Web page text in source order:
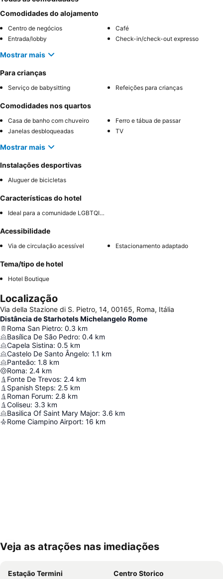
Comodidades do alojamento
Centro de negócios
Café
Entrada/lobby
Check-in/check-out expresso
Mostrar mais
Para crianças
Serviço de babysitting Refeições para crianças
Comodidades nos quartos
Casa de banho com chuveiro
Ferro e tábua de passar
Janelas desbloqueadas
TV
Mostrar mais
Instalações desportivas
Aluguer de bicicletas
Características do hotel
Ideal para a comunidade LGBTQIA+
Acessibilidade
Via de circulação acessível Estacionamento adaptado
Tema/tipo de hotel
Hotel Boutique
Localização
Via della Stazione di S. Pietro, 14, 00165, Roma, Itália
Distância de Starhotels Michelangelo Rome
Roma San Pietro: 0.3 km
Basílica De São Pedro: 0.4 km
Capela Sistina: 0.5 km
Castelo De Santo Ângelo: 1.1 km
Panteão: 1.8 km
Roma: 2.4 km
Fonte De Trevos: 2.4 km
Spanish Steps: 2.5 km
Roman Forum: 2.8 km
Coliseu: 3.3 km
Basilica Of Saint Mary Major: 3.6 km
Rome Ciampino Airport: 16 km
Ampliar mapa
Veja as atrações nas imediações
Estação Termini
Centro Storico